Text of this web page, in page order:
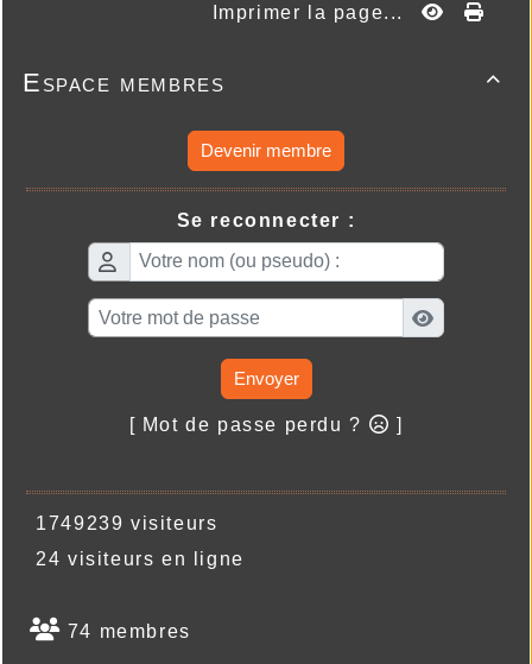
Imprimer la page...

Espace membres
Devenir membre
Se reconnecter :
Envoyer
[ Mot de passe perdu ? ]
1749239 visiteurs
24 visiteurs en ligne
74 membres